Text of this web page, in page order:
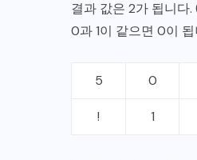
결과 값은 2가 됩니다.
0과 1이 같으면 0이
5 0
! 1